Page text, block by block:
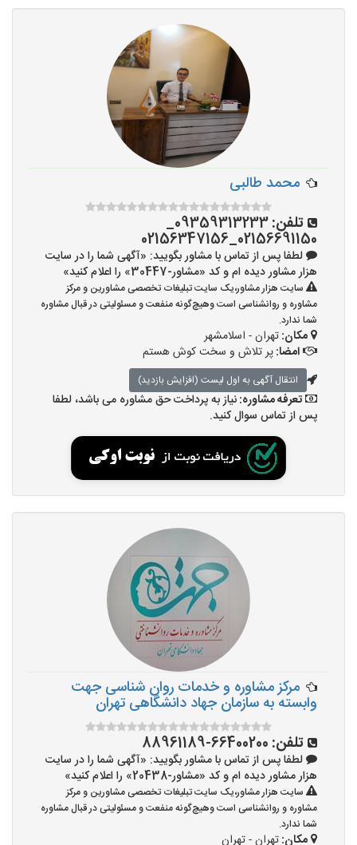
محمد طالبی
تلفن:
09359313233_
02156691150_02156347156
لطفا پس از تماس با مشاور بگویید: «آگهی شما را در سایت
هزار مشاور دیده ام و کد «مشاور-30447» را اعلام کنید»
سایت هزار مشاور،یک سایت تبلیغات تخصصی مشاورین و مرکز
مشاوره و روانشناسی است وهیچ‌گونه منفعت و مسئولیتی در قبال مشاوره
شما ندارد.
مکان:تهران - اسلامشهر
امضا:پر تلاش و سخت کوش هستم
انتقال آگهی به اول لیست (افزایش بازدید)
تعرفه مشاوره:نیاز به پرداخت حق مشاوره می باشد، لطفا
پس از تماس سوال کنید.
مرکز مشاوره و خدمات روان شناسی جهت
وابسته به سازمان جهاد دانشگاهی تهران
تلفن: 66400200-88961189
لطفا پس از تماس با مشاور بگویید: «آگهی شما را در سایت
هزار مشاور دیده ام و کد «مشاور-20438» را اعلام کنید»
سایت هزار مشاور،یک سایت تبلیغات تخصصی مشاورین و مرکز
مشاوره و روانشناسی است وهیچ‌گونه منفعت و مسئولیتی در قبال مشاوره
شما ندارد.
مکان:تهران - تهران